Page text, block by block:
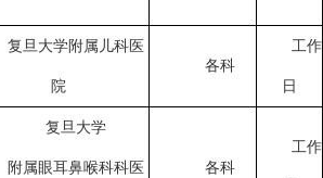
复旦大学附属儿科医
院
各科
工作
日
复旦大学
附属眼耳鼻喉科科医 各科
工作